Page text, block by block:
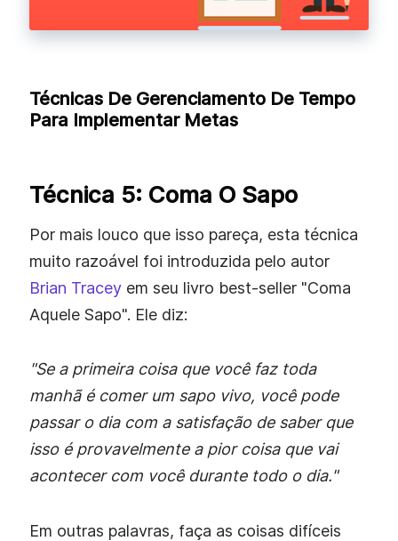
Técnicas De Gerenciamento De Tempo
Para Implementar Metas
Técnica 5: Coma O Sapo
Por mais louco que isso pareça, esta técnica
muito razoável foi introduzida pelo autor
Brian Tracey em seu livro best-seller "Coma
Aquele Sapo". Ele diz:
"Se a primeira coisa que você faz toda
manhã é comer um sapo vivo, você pode
passar o dia com a satisfação de saber que
isso é provavelmente a pior coisa que vai
acontecer com você durante todo o dia."
Em outras palavras, faça as coisas difíceis